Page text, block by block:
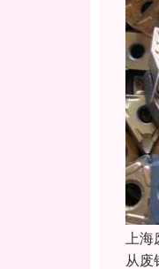
上海
从废